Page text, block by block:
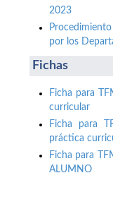
2023
por los
Fichas
Ficha para
curricular
Ficha para
práctica
Ficha para
ALUMNO